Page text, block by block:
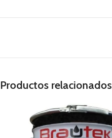
Productos relacionados